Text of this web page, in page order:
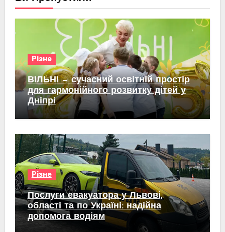
Різне
ВІЛЬНІ — сучасний освітній простір
для гармонійного розвитку дітей у
Дніпрі
Різне
Послуги евакуатора у Львові,
області та по Україні: надійна
допомога водіям